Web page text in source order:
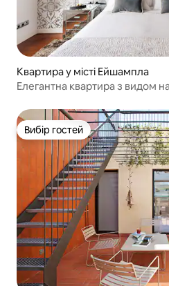
Квартира у місті Ейшампла
Елегантна квартира з видом
Вибір гостей
Вибір гостей